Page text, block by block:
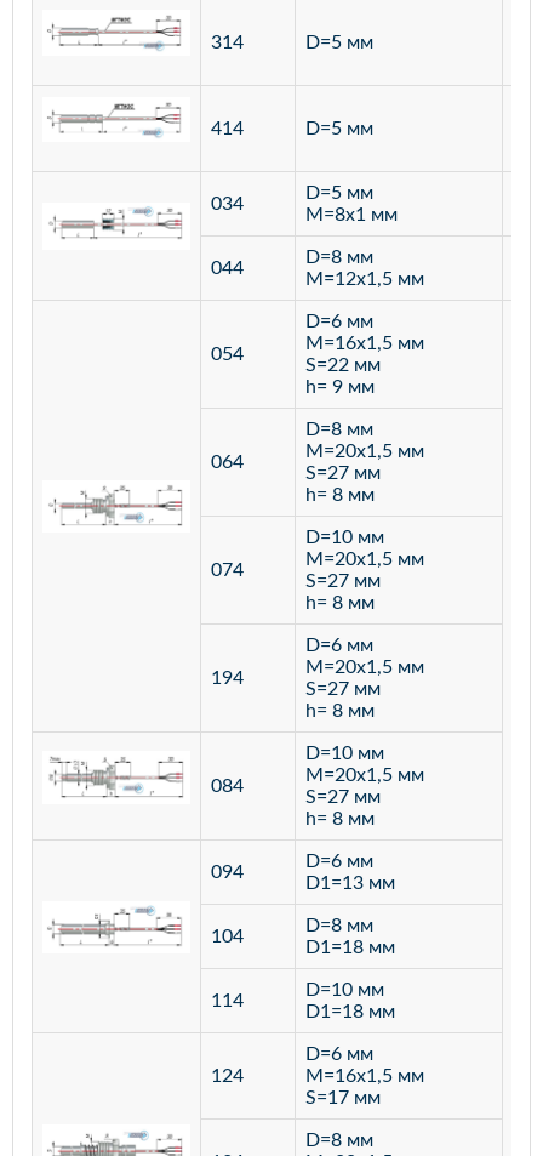
314 D=5 мм
414 D=5 мм
034
D=5 мм
M=8х1 мм
044
D=8 мм
M=12х1,5 мм
054
D=6 мм
M=16х1,5 мм
S=22 мм
h= 9 мм
064
D=8 мм
M=20х1,5 мм
S=27 мм
h= 8 мм
074
D=10 мм
M=20х1,5 мм
S=27 мм
h= 8 мм
194
D=6 мм
M=20х1,5 мм
S=27 мм
h= 8 мм
084
D=10 мм
M=20х1,5 мм
S=27 мм
h= 8 мм
094
D=6 мм
D1=13 мм
104
D=8 мм
D1=18 мм
114
D=10 мм
D1=18 мм
124
D=6 мм
M=16х1,5 мм
S=17 мм
D=8 мм